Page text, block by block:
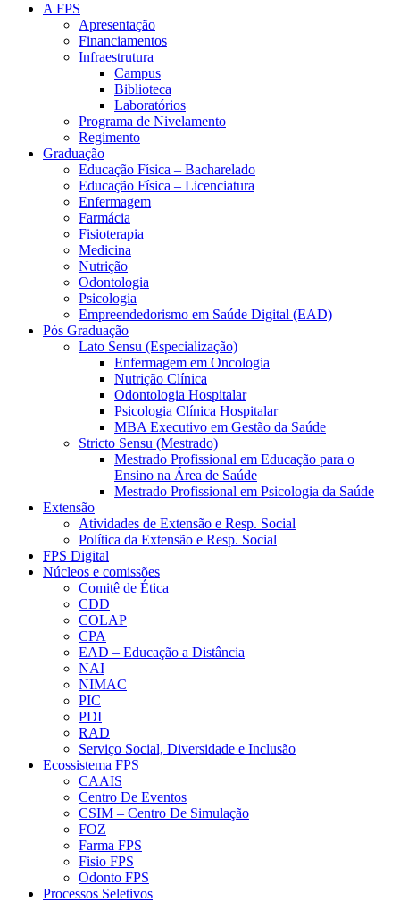
A FPS
Apresentação
Financiamentos
Infraestrutura
Campus
Biblioteca
Laboratórios
Programa de Nivelamento
Regimento
Graduação
Educação Física – Bacharelado
Educação Física – Licenciatura
Enfermagem
Farmácia
Fisioterapia
Medicina
Nutrição
Odontologia
Psicologia
Empreendedorismo em Saúde Digital (EAD)
Pós Graduação
Lato Sensu (Especialização)
Enfermagem em Oncologia
Nutrição Clínica
Odontologia Hospitalar
Psicologia Clínica Hospitalar
MBA Executivo em Gestão da Saúde
Stricto Sensu (Mestrado)
Mestrado Profissional em Educação para o
Ensino na Área de Saúde
Mestrado Profissional em Psicologia da Saúde
Extensão
Atividades de Extensão e Resp. Social
Política da Extensão e Resp. Social
FPS Digital
Núcleos e comissões
Comitê de Ética
CDD
COLAP
CPA
EAD – Educação a Distância
NAI
NIMAC
PIC
PDI
RAD
Serviço Social, Diversidade e Inclusão
Ecossistema FPS
CAAIS
Centro De Eventos
CSIM – Centro De Simulação
FOZ
Farma FPS
Fisio FPS
Odonto FPS
Processos Seletivos